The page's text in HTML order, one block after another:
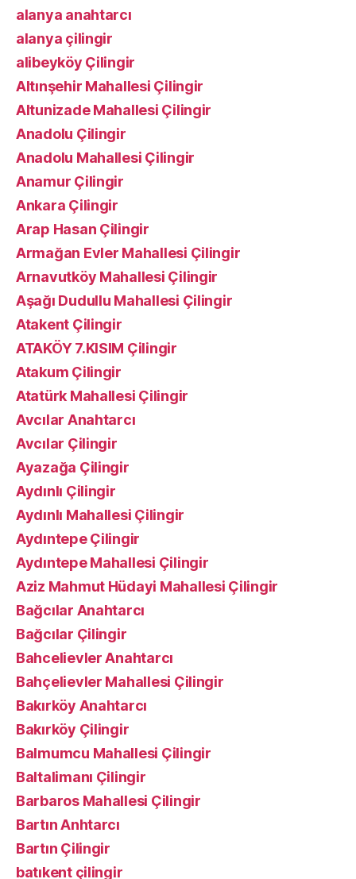
alanya anahtarcı
alanya çilingir
alibeyköy Çilingir
Altınşehir Mahallesi Çilingir
Altunizade Mahallesi Çilingir
Anadolu Çilingir
Anadolu Mahallesi Çilingir
Anamur Çilingir
Ankara Çilingir
Arap Hasan Çilingir
Armağan Evler Mahallesi Çilingir
Arnavutköy Mahallesi Çilingir
Aşağı Dudullu Mahallesi Çilingir
Atakent Çilingir
ATAKÖY 7.KISIM Çilingir
Atakum Çilingir
Atatürk Mahallesi Çilingir
Avcılar Anahtarcı
Avcılar Çilingir
Ayazağa Çilingir
Aydınlı Çilingir
Aydınlı Mahallesi Çilingir
Aydıntepe Çilingir
Aydıntepe Mahallesi Çilingir
Aziz Mahmut Hüdayi Mahallesi Çilingir
Bağcılar Anahtarcı
Bağcılar Çilingir
Bahcelievler Anahtarcı
Bahçelievler Mahallesi Çilingir
Bakırköy Anahtarcı
Bakırköy Çilingir
Balmumcu Mahallesi Çilingir
Baltalimanı Çilingir
Barbaros Mahallesi Çilingir
Bartın Anhtarcı
Bartın Çilingir
batıkent çilingir